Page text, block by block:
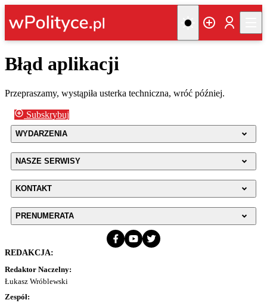
Błąd aplikacji
Przepraszamy, wystąpiła usterka techniczna, wróć później.
Subskrybuj
WYDARZENIA
NASZE SERWISY
KONTAKT
PRENUMERATA
REDAKCJA:
Redaktor Naczelny:
Łukasz Wróblewski
Zespół: